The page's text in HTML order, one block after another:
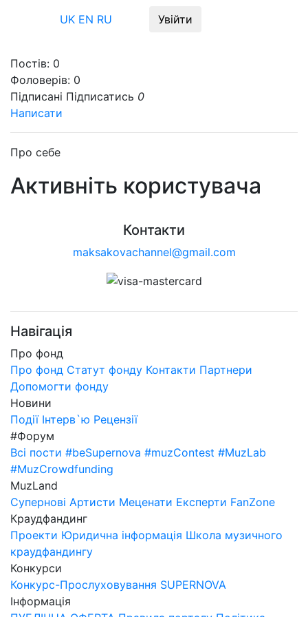
UK EN RU Увійти
Постів: 0
Фоловерів: 0
Підписані Підписатись 0
Написати
Про себе
Активніть користувача
Контакти
maksakovachannel@gmail.com
Навігація
Про фонд
Про фонд Статут фонду Контакти Партнери
Допомогти фонду
Новини
Події Інтерв`ю Рецензії
#Форум
Всі пости #beSupernova #muzContest #MuzLab
#MuzCrowdfunding
MuzLand
Супернові Артисти Меценати Експерти FanZone
Краудфандинг
Проекти Юридична інформація Школа музичного
краудфандингу
Конкурси
Конкурс-Прослуховування SUPERNOVA
Інформація